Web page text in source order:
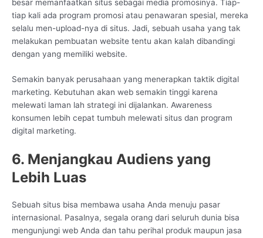
besar memanfaatkan situs sebagai media promosinya. Tiap-
tiap kali ada program promosi atau penawaran spesial, mereka
selalu men-upload-nya di situs. Jadi, sebuah usaha yang tak
melakukan pembuatan website tentu akan kalah dibandingi
dengan yang memiliki website.
Semakin banyak perusahaan yang menerapkan taktik digital
marketing. Kebutuhan akan web semakin tinggi karena
melewati laman lah strategi ini dijalankan. Awareness
konsumen lebih cepat tumbuh melewati situs dan program
digital marketing.
6. Menjangkau Audiens yang
Lebih Luas
Sebuah situs bisa membawa usaha Anda menuju pasar
internasional. Pasalnya, segala orang dari seluruh dunia bisa
mengunjungi web Anda dan tahu perihal produk maupun jasa